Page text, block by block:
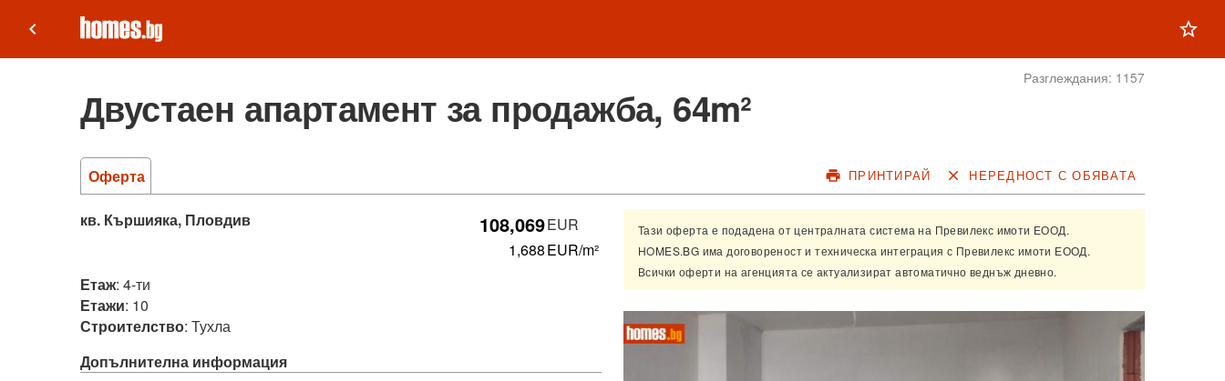
keyboard_arrow_left star_outline
Разглеждания: 1157
Двустаен апартамент за продажба, 64m²
Оферта print ПРИНТИРАЙ close НЕРЕДНОСТ С ОБЯВАТА
Тази оферта е подадена от централната система на Превилекс имоти ЕООД.
HOMES.BG има договореност и техническа интеграция с Превилекс имоти ЕООД.
Всички оферти на агенцията се актуализират автоматично веднъж дневно.
кв. Кършияка, Пловдив 108,069EUR
1,688EUR/m²
Етаж: 4-ти
Етажи: 10
Строителство: Тухла
Допълнителна информация